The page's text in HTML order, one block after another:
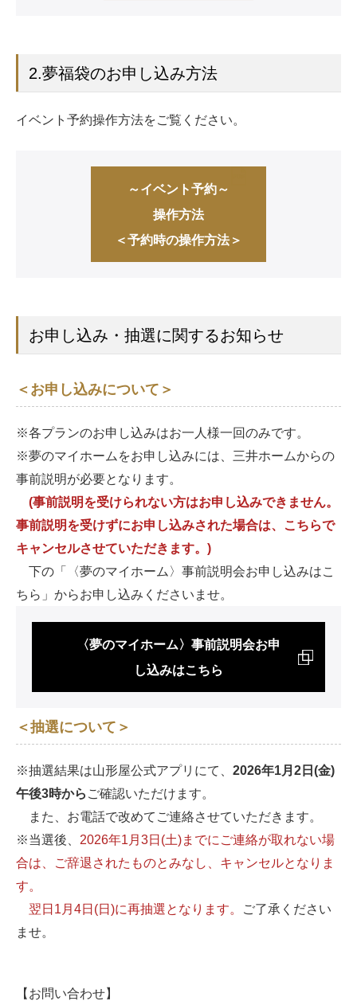
2.夢福袋のお申し込み方法
イベント予約操作方法をご覧ください。
～イベント予約～
操作方法
＜予約時の操作方法＞
お申し込み・抽選に関するお知らせ
＜お申し込みについて＞
※各プランのお申し込みはお一人様一回のみです。
※夢のマイホームをお申し込みには、三井ホームからの
事前説明が必要となります。
(事前説明を受けられない方はお申し込みできません。
事前説明を受けずにお申し込みされた場合は、こちらで
キャンセルさせていただきます。)
下の「〈夢のマイホーム〉事前説明会お申し込みはこ
ちら」からお申し込みくださいませ。
〈夢のマイホーム〉事前説明会お申
し込みはこちら
＜抽選について＞
※抽選結果は山形屋公式アプリにて、 2026年1月2日(金)
午後3時から ご確認いただけます。
また、お電話で改めてご連絡させていただきます。
※当選後、 2026年1月3日(土)までにご連絡が取れない場
合は、ご辞退されたものとみなし、キャンセルとなりま
す。
翌日1月4日(日)に再抽選となります。
ご了承ください
ませ。
【お問い合わせ】